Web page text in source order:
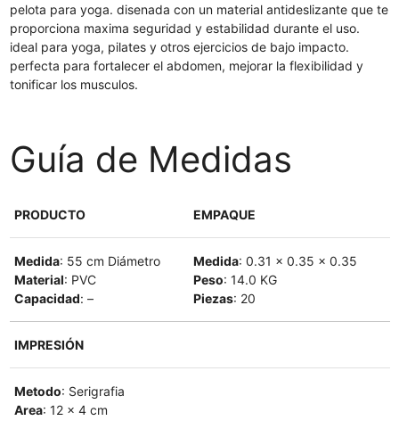
pelota para yoga. disenada con un material antideslizante que te
proporciona maxima seguridad y estabilidad durante el uso.
ideal para yoga, pilates y otros ejercicios de bajo impacto.
perfecta para fortalecer el abdomen, mejorar la flexibilidad y
tonificar los musculos.
Guía de Medidas
PRODUCTO EMPAQUE
Medida: 55 cm Diámetro
Material: PVC
Capacidad: –
Medida: 0.31 x 0.35 x 0.35
Peso: 14.0 KG
Piezas: 20
IMPRESIÓN
Metodo: Serigrafia
Area: 12 x 4 cm